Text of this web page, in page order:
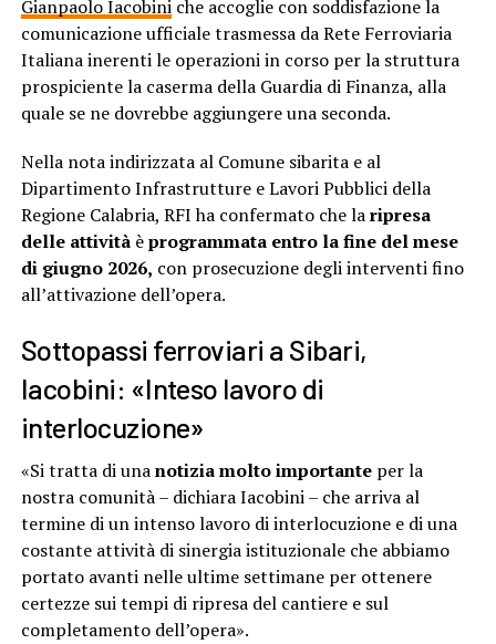
Gianpaolo Iacobiniche accoglie con soddisfazione la
comunicazione ufficiale trasmessa da Rete Ferroviaria
Italiana inerenti le operazioni in corso per la struttura
prospiciente la caserma della Guardia di Finanza, alla
quale se ne dovrebbe aggiungere una seconda.
Nella nota indirizzata al Comune sibarita e al
Dipartimento Infrastrutture e Lavori Pubblici della
Regione Calabria, RFI ha confermato che laripresa
delle attivitàèprogrammata entro la fine del mese
di giugno 2026, con prosecuzione degli interventi fino
all’attivazione dell’opera.
Sottopassi ferroviari a Sibari,
Iacobini: «Inteso lavoro di
interlocuzione»
«Si tratta di unanotizia molto importanteper la
nostra comunità – dichiara Iacobini – che arriva al
termine di un intenso lavoro di interlocuzione e di una
costante attività di sinergia istituzionale che abbiamo
portato avanti nelle ultime settimane per ottenere
certezze sui tempi di ripresa del cantiere e sul
completamento dell’opera».